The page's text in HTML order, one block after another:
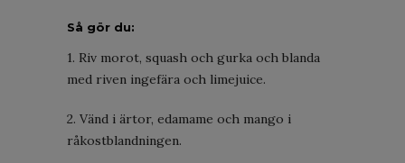
Så gör du:
1. Riv morot, squash och gurka och blanda
med riven ingefära och limejuice.
2. Vänd i ärtor, edamame och mango i
råkostblandningen.